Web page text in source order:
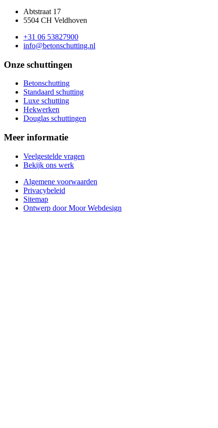
Abtstraat 17
5504 CH Veldhoven
+31 06 53827900
info@betonschutting.nl
Onze schuttingen
Betonschutting
Standaard schutting
Luxe schutting
Hekwerken
Douglas schuttingen
Meer informatie
Veelgestelde vragen
Bekijk ons werk
Algemene voorwaarden
Privacybeleid
Sitemap
Ontwerp door Moor Webdesign